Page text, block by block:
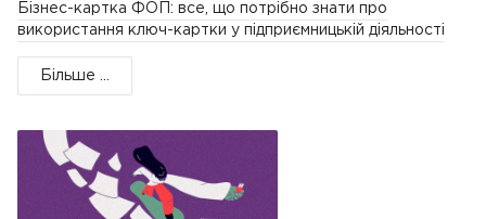
Бізнес-картка ФОП: все, що потрібно знати про
використання ключ-картки у підприємницькій діяльності
Більше ...